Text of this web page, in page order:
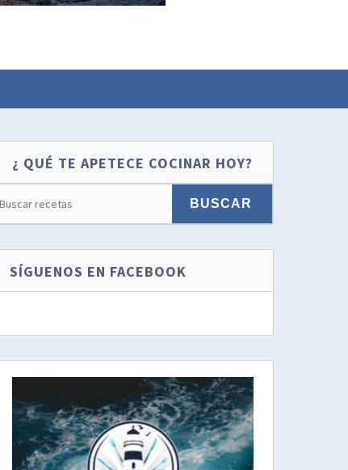
¿ QUÉ TE APETECE COCINAR HOY?
SÍGUENOS EN FACEBOOK